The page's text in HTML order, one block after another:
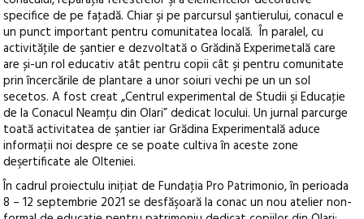
specifice de pe faţadă. Chiar şi pe parcursul şantierului, conacul e
un punct important pentru comunitatea locală. În paralel, cu
activităţile de şantier e dezvoltată o Grădină Experimetală care
are și-un rol educativ atât pentru copii cât şi pentru comunitate
prin încercările de plantare a unor soiuri vechi pe un un sol
secetos. A fost creat „Centrul experimental de Studii şi Educaţie
de la Conacul Neamţu din Olari” dedicat locului. Un jurnal parcurge
toată activitatea de şantier iar Grădina Experimentală aduce
informaţii noi despre ce se poate cultiva în aceste zone
deşertificate ale Olteniei.
În cadrul proiectulu iniţiat de Fundaţia Pro Patrimonio, în perioada
8 – 12 septembrie 2021 se desfăşoară la conac un nou atelier non-